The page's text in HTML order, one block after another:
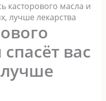
касторового масла и
лучше лекарства
вас
лучше